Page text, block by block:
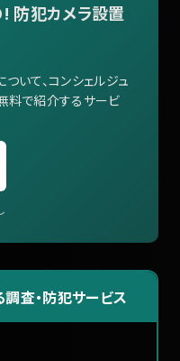
防犯カメラ設置
いて、コンシェルジュ
料で紹介するサービ
査・防犯サービス